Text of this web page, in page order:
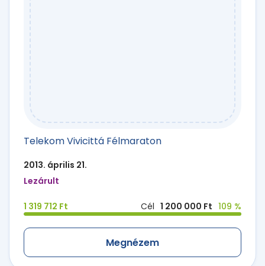
Telekom Vivicittá Félmaraton
2013. április 21.
Lezárult
1 319 712 Ft Cél 1 200 000 Ft 109 %
Megnézem